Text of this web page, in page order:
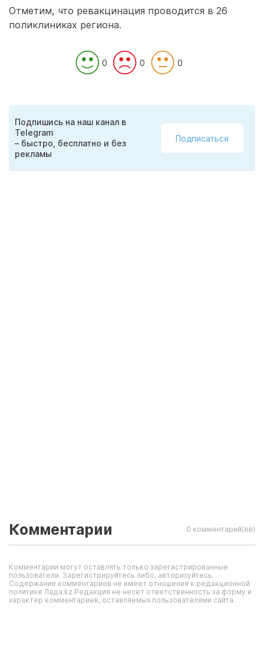
Отметим, что ревакцинация проводится в 26
поликлиниках региона.
0 0 0
Подпишись на наш канал в
Telegram
– быстро, бесплатно и без
рекламы
Подписаться
Комментарии 0 комментарий(ев)
Комментарии могут оставлять только зарегистрированные
пользователи. Зарегистрируйтесь либо, авторизуйтесь.
Содержание комментариев не имеет отношения к редакционной
политике Лада.kz.Редакция не несет ответственность за форму и
характер комментариев, оставляемых пользователями сайта.